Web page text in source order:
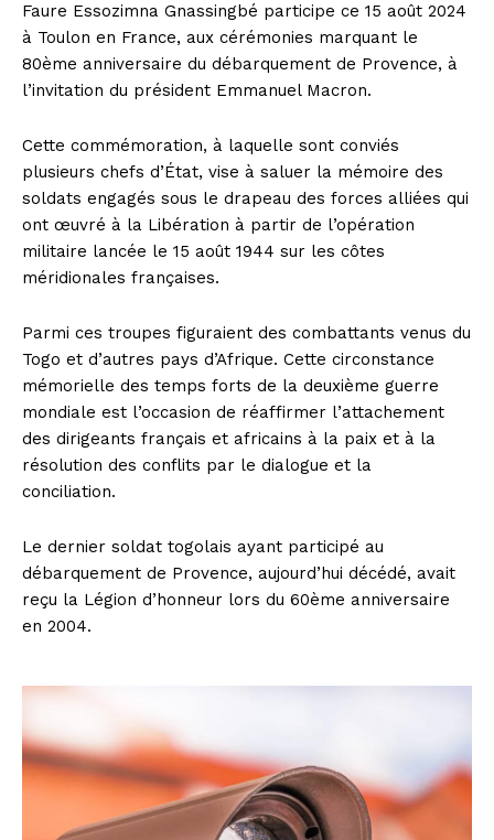
Faure Essozimna Gnassingbé participe ce 15 août 2024
à Toulon en France, aux cérémonies marquant le
80ème anniversaire du débarquement de Provence, à
l’invitation du président Emmanuel Macron.
Cette commémoration, à laquelle sont conviés
plusieurs chefs d’État, vise à saluer la mémoire des
soldats engagés sous le drapeau des forces alliées qui
ont œuvré à la Libération à partir de l’opération
militaire lancée le 15 août 1944 sur les côtes
méridionales françaises.
Parmi ces troupes figuraient des combattants venus du
Togo et d’autres pays d’Afrique. Cette circonstance
mémorielle des temps forts de la deuxième guerre
mondiale est l’occasion de réaffirmer l’attachement
des dirigeants français et africains à la paix et à la
résolution des conflits par le dialogue et la
conciliation.
Le dernier soldat togolais ayant participé au
débarquement de Provence, aujourd’hui décédé, avait
reçu la Légion d’honneur lors du 60ème anniversaire
en 2004.